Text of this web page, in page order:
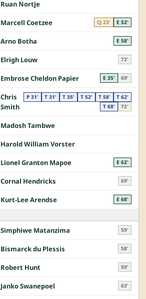
Ruan Nortje
Marcell Coetzee CJ 23' E 52'
Arno Botha E 58'
Elrigh Louw 72'
Embrose Cheldon Papier E 35' 69'
Chris
Smith
P 31' T 31' T 35' T 52' T 58'
T 62'
T 68'
72'
Madosh Tambwe
Harold William Vorster
Lionel Granton Mapoe E 62'
Cornal Hendricks 69'
Kurt-Lee Arendse E 68'
Simphiwe Matanzima 59'
Bismarck du Plessis 58'
Robert Hunt 59'
Janko Swanepoel 63'